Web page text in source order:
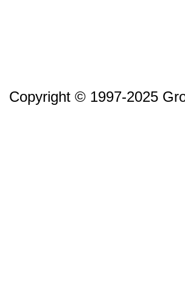
Copyright © 1997-2025